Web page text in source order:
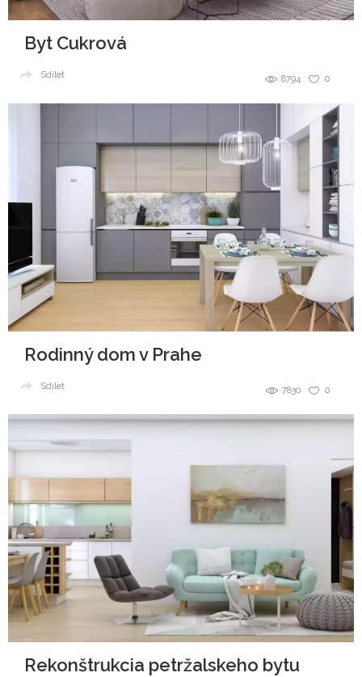
Byt Cukrová
0
8794
Sdílet
Rodinný dom v Prahe
0
7830
Sdílet
Rekonštrukcia petržalskeho bytu